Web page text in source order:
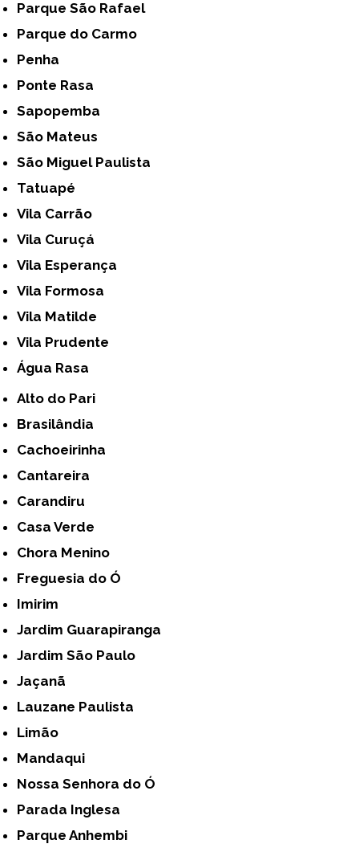
Parque São Rafael
Parque do Carmo
Penha
Ponte Rasa
Sapopemba
São Mateus
São Miguel Paulista
Tatuapé
Vila Carrão
Vila Curuçá
Vila Esperança
Vila Formosa
Vila Matilde
Vila Prudente
Água Rasa
Alto do Pari
Brasilândia
Cachoeirinha
Cantareira
Carandiru
Casa Verde
Chora Menino
Freguesia do Ó
Imirim
Jardim Guarapiranga
Jardim São Paulo
Jaçanã
Lauzane Paulista
Limão
Mandaqui
Nossa Senhora do Ó
Parada Inglesa
Parque Anhembi